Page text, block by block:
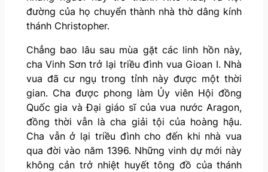
đường của họ chuyển thành nhà thờ dâng kính
thánh Christopher.
Chẳng bao lâu sau mùa gặt các linh hồn này,
cha Vinh Sơn trở lại triều đình vua Gioan I. Nhà
vua đã cư ngụ trong tỉnh này được một thời
gian. Cha được phong làm Ủy viên Hội đồng
Quốc gia và Đại giáo sĩ của vua nước Aragon,
đồng thời vẫn là cha giải tội của hoàng hậu.
Cha vẫn ở lại triều đình cho đến khi nhà vua
qua đời vào năm 1396. Những vinh dự mới này
không cản trở nhiệt huyết tông đồ của thánh